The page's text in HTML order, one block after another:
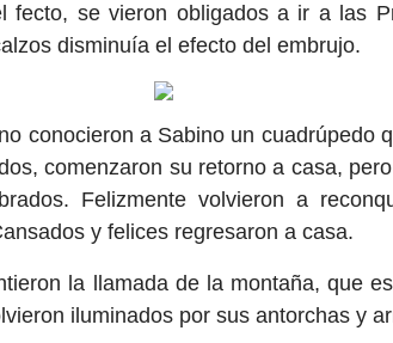
fecto, se vieron obligados a ir a las
disminuía el efecto del embrujo.
conocieron a Sabino un cuadrúpedo
comenzaron su retorno a casa,
Felizmente volvieron a
y felices regresaron a casa.
la llamada de la montaña, que
iluminados por sus antorchas y